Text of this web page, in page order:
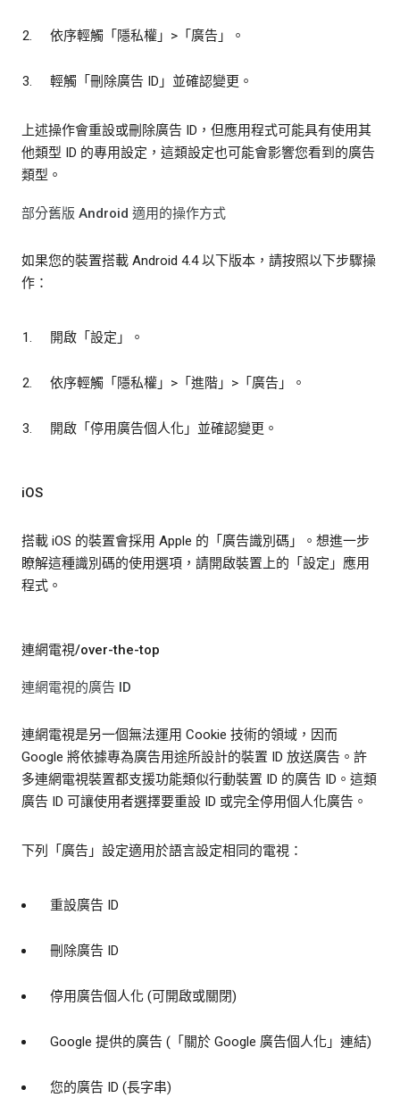
依序輕觸「隱私權」 >「廣告」 。
輕觸「刪除廣告 ID」 並確認變更。
上述操作會重設或刪除廣告 ID，但應用程式可能具有使用其
他類型 ID 的專用設定，這類設定也可能會影響您看到的廣告
類型。
部分舊版 Android 適用的操作方式
如果您的裝置搭載 Android 4.4 以下版本，請按照以下步驟操
作：
開啟「設定」 。
依序輕觸「隱私權」 >「進階」 >「廣告」 。
開啟「停用廣告個人化」 並確認變更。
iOS
搭載 iOS 的裝置會採用 Apple 的「廣告識別碼」。想進一步
瞭解這種識別碼的使用選項，請開啟裝置上的「設定」 應用
程式。
連網電視/over-the-top
連網電視的廣告 ID
連網電視是另一個無法運用 Cookie 技術的領域，因而
Google 將依據專為廣告用途所設計的裝置 ID 放送廣告。許
多連網電視裝置都支援功能類似行動裝置 ID 的廣告 ID。這類
廣告 ID 可讓使用者選擇要重設 ID 或完全停用個人化廣告。
下列「廣告」設定適用於語言設定相同的電視：
重設廣告 ID
刪除廣告 ID
停用廣告個人化 (可開啟或關閉)
Google 提供的廣告 (「關於 Google 廣告個人化」連結)
您的廣告 ID (長字串)